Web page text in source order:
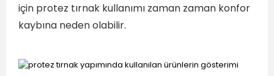
için protez tırnak kullanımı zaman zaman konfor
kaybına neden olabilir.